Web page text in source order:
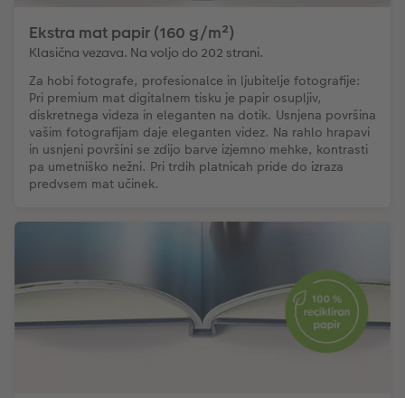
Ekstra mat papir (160 g/m²)
Klasična vezava. Na voljo do 202 strani.
Za hobi fotografe, profesionalce in ljubitelje fotografije:
Pri premium mat digitalnem tisku je papir osupljiv,
diskretnega videza in eleganten na dotik. Usnjena površina
vašim fotografijam daje eleganten videz. Na rahlo hrapavi
in usnjeni površini se zdijo barve izjemno mehke, kontrasti
pa umetniško nežni. Pri trdih platnicah pride do izraza
predvsem mat učinek.